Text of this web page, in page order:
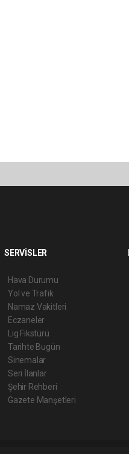
SERVİSLER
Hava Durumu
Yol ve Trafik
Namaz Vakitleri
Eczaneler
Lig Fikstürü
Tarihte Bugün
Sinemalar
Seri İlanlar
Şehir Rehberi
Gazete Manşetleri